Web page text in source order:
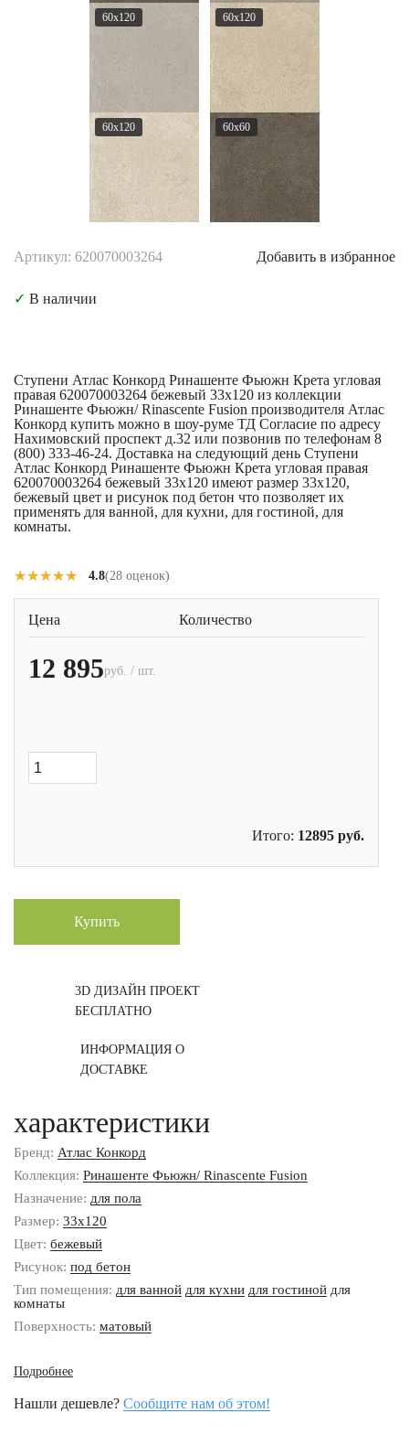
60x120 60x120
60x120 60x60
Артикул: 620070003264 Добавить в избранное
✓ В наличии
Ступени Атлас Конкорд Ринашенте Фьюжн Крета угловая
правая 620070003264 бежевый 33x120 из коллекции
Ринашенте Фьюжн/ Rinascente Fusion производителя Атлас
Конкорд купить можно в шоу-руме ТД Согласие по адресу
Нахимовский проспект д.32 или позвонив по телефонам 8
(800) 333-46-24. Доставка на следующий день Ступени
Атлас Конкорд Ринашенте Фьюжн Крета угловая правая
620070003264 бежевый 33x120 имеют размер 33x120,
бежевый цвет и рисунок под бетон что позволяет их
применять для ванной, для кухни, для гостиной, для
комнаты.
★★★★★
★★★★★ 4.8(28 оценок)
Цена Количество
12 895руб. / шт.
Итого: 12895 руб.
Купить
3D ДИЗАЙН ПРОЕКТ
БЕСПЛАТНО
ИНФОРМАЦИЯ О
ДОСТАВКЕ
характеристики
Бренд: Атлас Конкорд
Коллекция: Ринашенте Фьюжн/ Rinascente Fusion
Назначение: для пола
Размер: 33x120
Цвет: бежевый
Рисунок: под бетон
Тип помещения: для ванной для кухни для гостиной для
комнаты
Поверхность: матовый
Подробнее
Нашли дешевле? Сообщите нам об этом!